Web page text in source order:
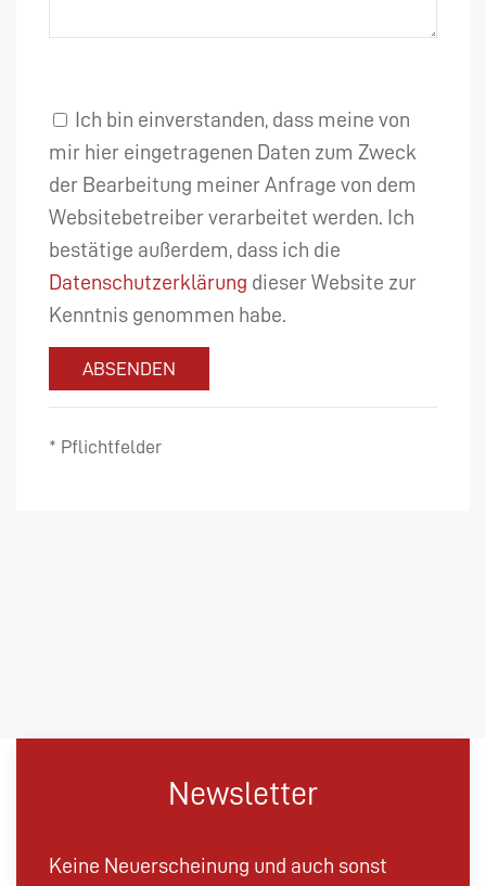
Ich bin einverstanden, dass meine von
mir hier eingetragenen Daten zum Zweck
der Bearbeitung meiner Anfrage von dem
Websitebetreiber verarbeitet werden. Ich
bestätige außerdem, dass ich die
Datenschutzerklärung dieser Website zur
Kenntnis genommen habe.
ABSENDEN
* Pflichtfelder
Newsletter
Keine Neuerscheinung und auch sonst